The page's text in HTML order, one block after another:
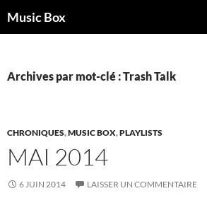
auMusic Box
Archives par mot-clé : Trash Talk
CHRONIQUES,MUSIC BOX,PLAYLISTS
MAI 2014
6 JUIN 2014 LAISSER UN COMMENTAIRE